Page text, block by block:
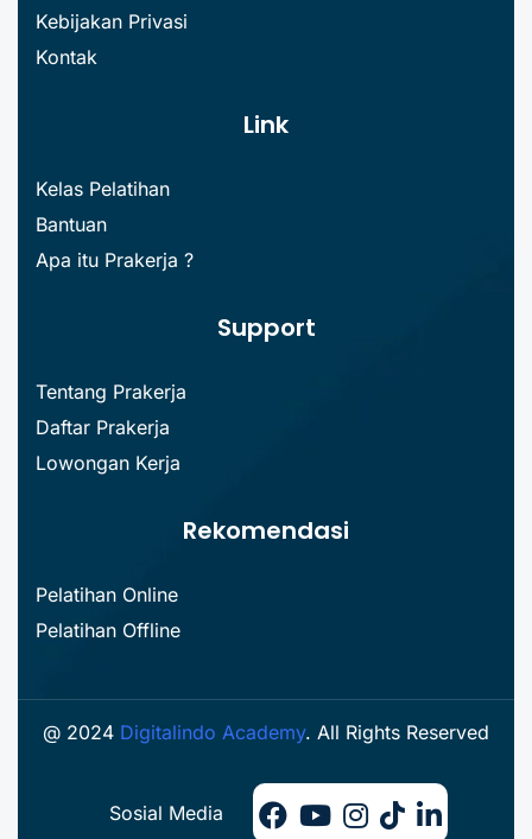
Kebijakan Privasi
Kontak
Link
Kelas Pelatihan
Bantuan
Apa itu Prakerja ?
Support
Tentang Prakerja
Daftar Prakerja
Lowongan Kerja
Rekomendasi
Pelatihan Online
Pelatihan Offline
@ 2024 Digitalindo Academy. All Rights Reserved
Sosial Media